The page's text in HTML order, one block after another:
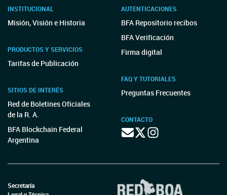
INSTITUCIONAL
Misión, Visión e Historia
PRODUCTOS Y SERVICIOS
Tarifas de Publicación
SITIOS DE INTERÉS
Red de Boletines Oficiales
de la R. A.
BFA Blockchain Federal
Argentina
AUTENTICACIONES
BFA Repositorio recibos
BFA Verificación
Firma digital
FAQ Y TUTORIALES
Preguntas Frecuentes
CONTACTO
Secretaría